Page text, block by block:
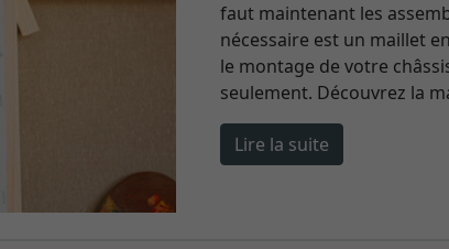
faut maintenant les
nécessaire est un maillet
le montage de votre
seulement. Découvrez la
Lire la suite